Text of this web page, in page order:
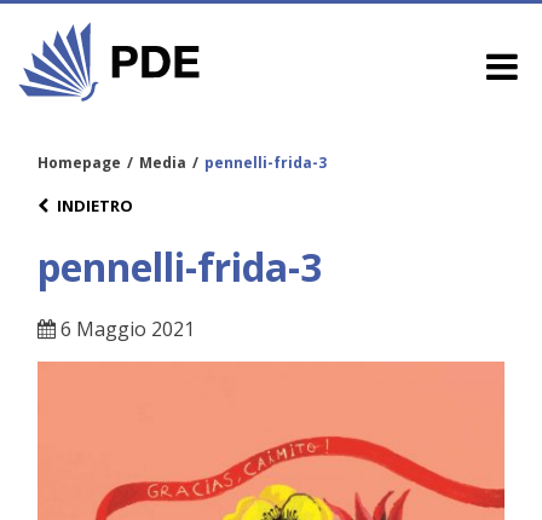
Homepage / Media / pennelli-frida-3
INDIETRO
pennelli-frida-3
6 Maggio 2021